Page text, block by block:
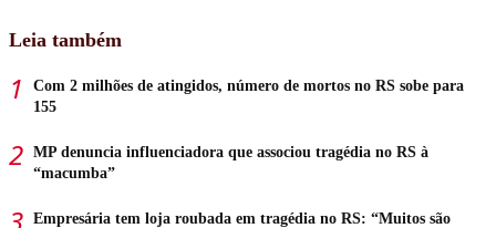
Leia também
Com 2 milhões de atingidos, número de mortos no RS sobe para
155
MP denuncia influenciadora que associou tragédia no RS à
“macumba”
Empresária tem loja roubada em tragédia no RS: “Muitos são